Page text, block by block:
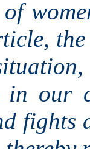
of
in our
fights